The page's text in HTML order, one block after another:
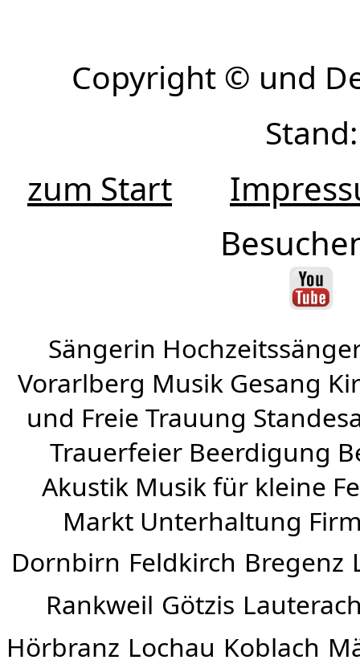
Copyright © und
zum Start
Sängerin
Vorarlberg Musik Gesang
und Freie Trauung
Trauerfeier Beerdigung
Akustik Musik für kleine
Markt Unterhaltung
Dornbirn Feldkirch Bregenz
Rankweil Götzis
Hörbranz Lochau Koblach